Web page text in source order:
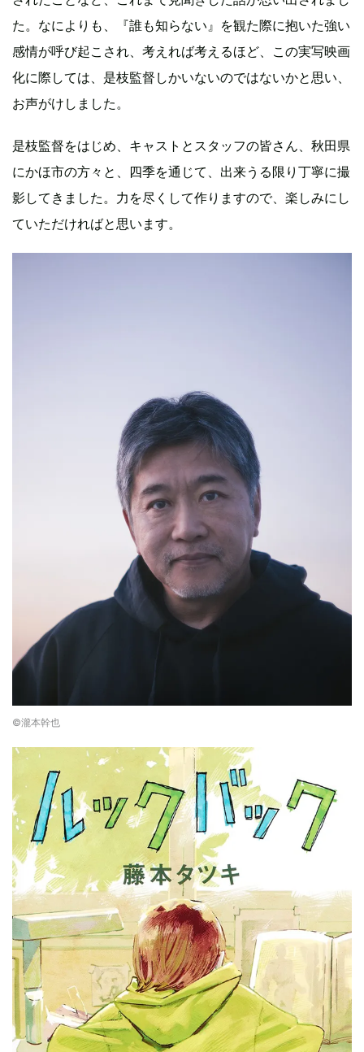
た。なによりも、『誰も知らない』を観た際に抱いた強い
感情が呼び起こされ、考えれば考えるほど、この実写映画
化に際しては、是枝監督しかいないのではないかと思い、
お声がけしました。
是枝監督をはじめ、キャストとスタッフの皆さん、秋田県
にかほ市の方々と、四季を通じて、出来うる限り丁寧に撮
影してきました。力を尽くして作りますので、楽しみにし
ていただければと思います。
©瀧本幹也